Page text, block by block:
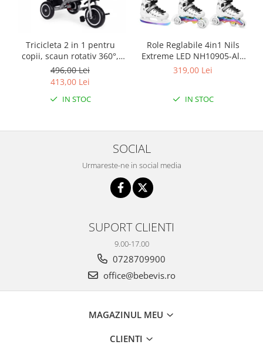
Tricicleta 2 in 1 pentru
copii, scaun rotativ 360°,
roti din spuma EVA, Ecotoys
WQL-066-52
496,00 Lei
413,00 Lei
IN STOC
Role Reglabile 4in1 Nils
Extreme LED NH10905-Alb
curcubeu
319,00 Lei
IN STOC
SOCIAL
Urmareste-ne in social media
SUPORT CLIENTI
9.00-17.00
0728709900
office@bebevis.ro
MAGAZINUL MEU
CLIENTI